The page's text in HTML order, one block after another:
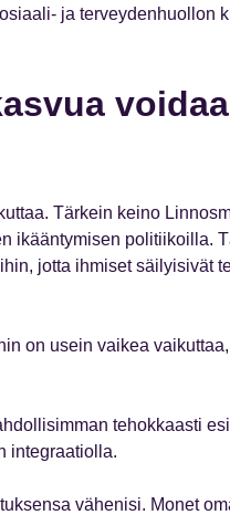
ja terveydenhuollon
Tärkein keino
ikääntymisen politiikoilla.
jotta ihmiset säilyisivät
on usein vaikea
tehokkaasti
integraatiolla.
vähenisi. Monet